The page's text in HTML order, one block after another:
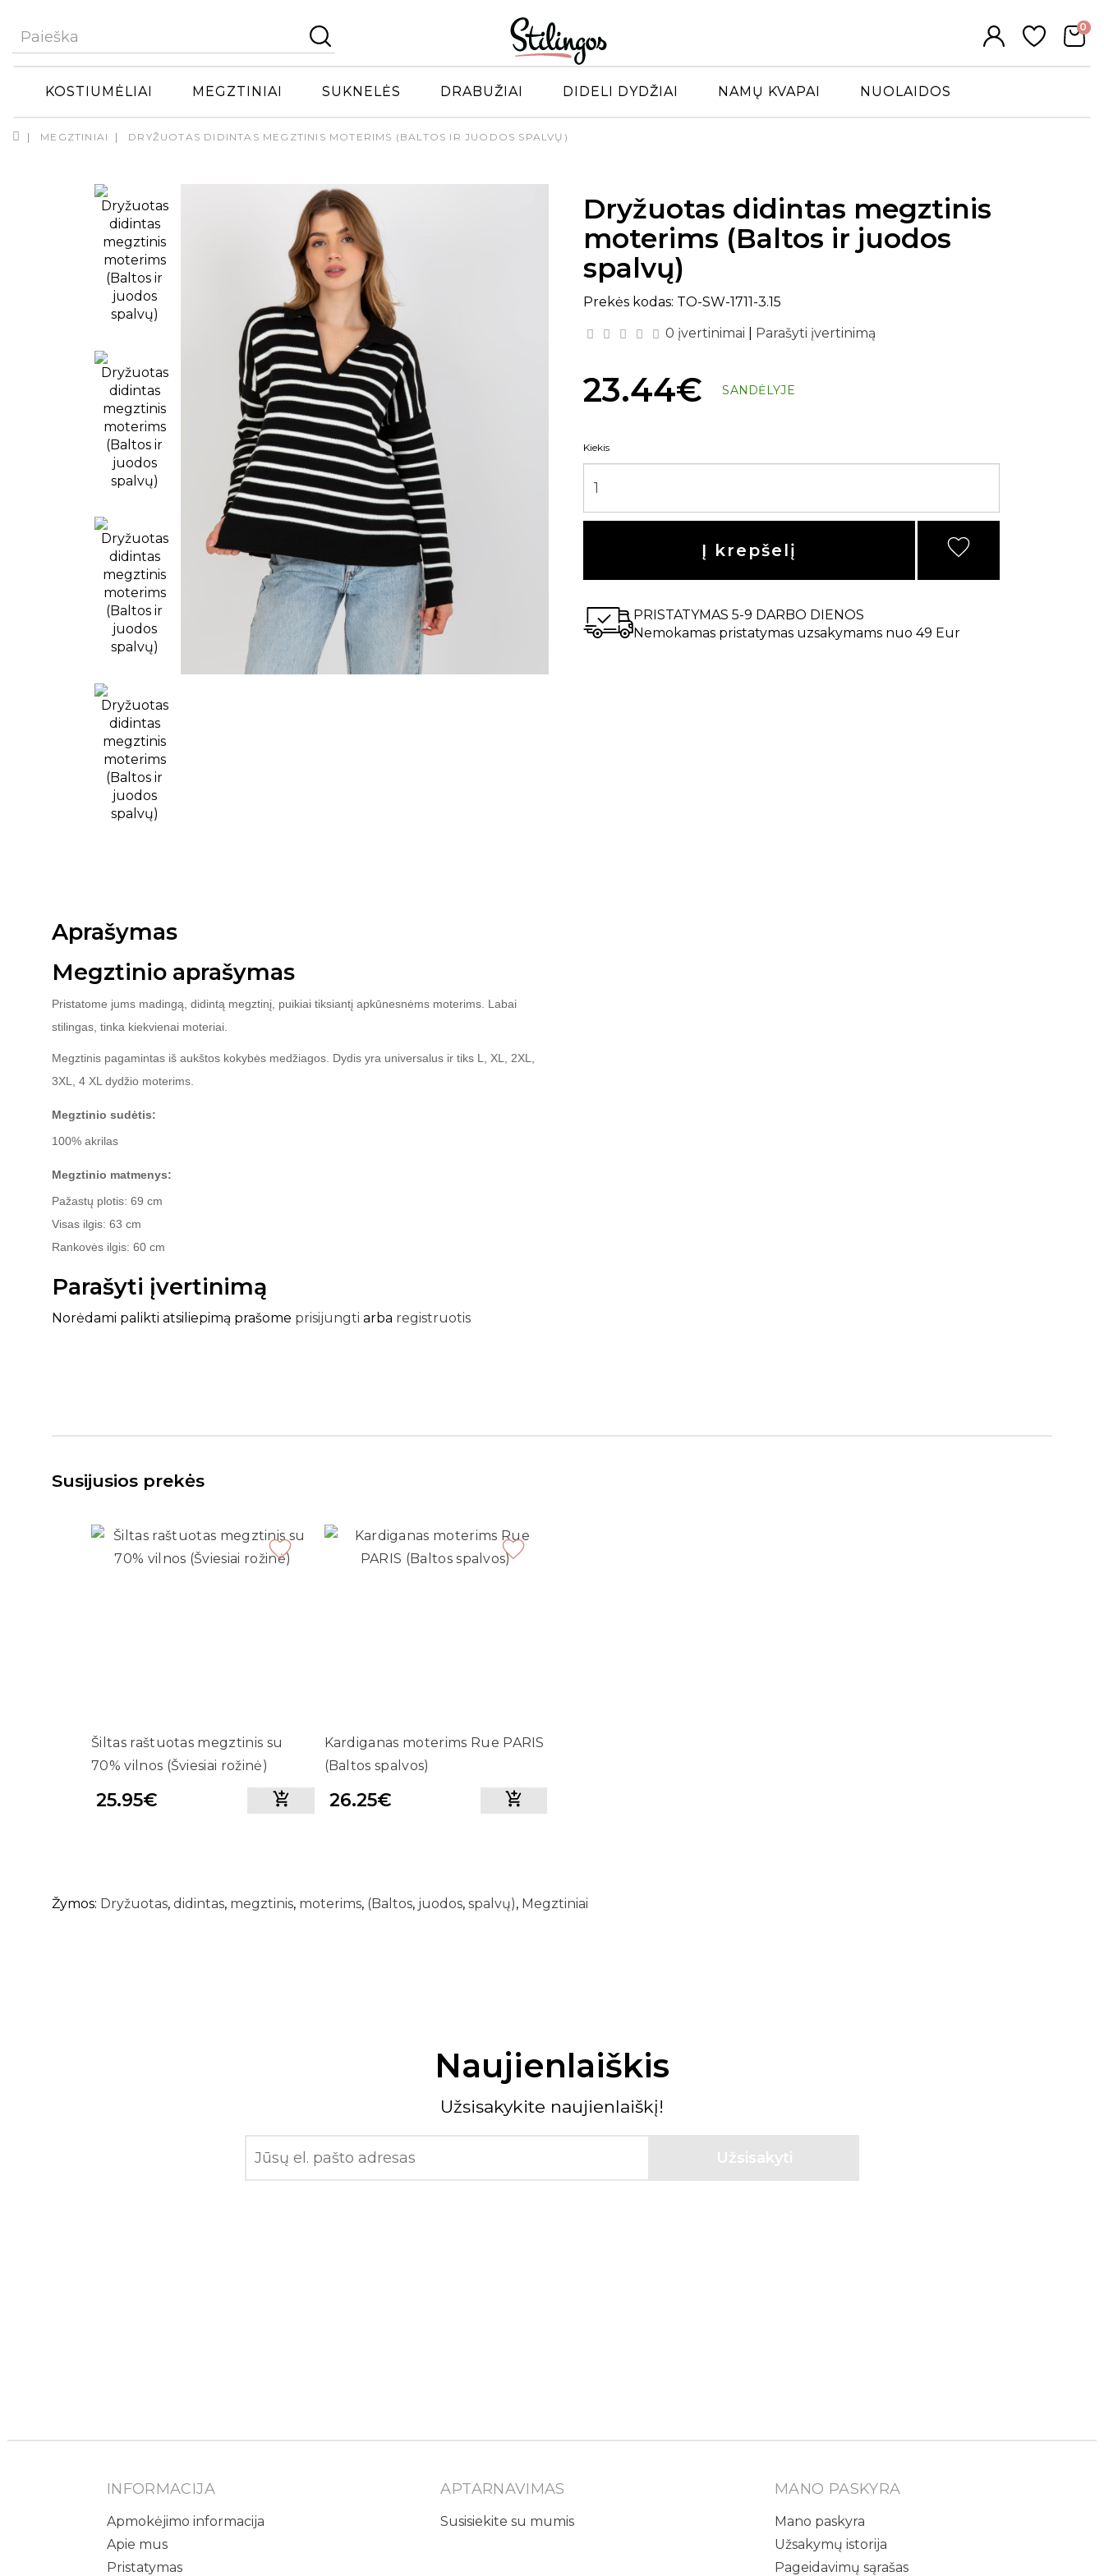
0
KOSTIUMĖLIAI MEGZTINIAI SUKNELĖS DRABUŽIAI DIDELI DYDŽIAI NAMŲ KVAPAI NUOLAIDOS
MEGZTINIAI DRYŽUOTAS DIDINTAS MEGZTINIS MOTERIMS (BALTOS IR JUODOS SPALVŲ)
Dryžuotas didintas megztinis
moterims (Baltos ir juodos
spalvų)
Prekės kodas: TO-SW-1711-3.15
0 įvertinimai
Parašyti įvertinimą
23.44€ SANDĖLYJE
Kiekis
Į krepšelį
PRISTATYMAS 5-9 DARBO DIENOS
Nemokamas pristatymas uzsakymams nuo 49 Eur
Aprašymas
Megztinio aprašymas
Pristatome jums madingą, didintą megztinį, puikiai tiksiantį apkūnesnėms moterims. Labai
stilingas, tinka kiekvienai moteriai.
Megztinis pagamintas iš aukštos kokybės medžiagos. Dydis yra universalus ir tiks L, XL, 2XL,
3XL, 4 XL dydžio moterims.
Megztinio sudėtis:
100% akrilas
Megztinio matmenys:
Pažastų plotis: 69 cm
Visas ilgis: 63 cm
Rankovės ilgis: 60 cm
Parašyti įvertinimą
Norėdami palikti atsiliepimą prašome prisijungti arba registruotis
Susijusios prekės
Šiltas raštuotas megztinis su
70% vilnos (Šviesiai rožinė)
25.95€
Kardiganas moterims Rue PARIS
(Baltos spalvos)
26.25€
Žymos: Dryžuotas, didintas, megztinis, moterims, (Baltos, juodos, spalvų), Megztiniai
Naujienlaiškis
Užsisakykite naujienlaiškį!
INFORMACIJA
Apmokėjimo informacija
Apie mus
Pristatymas
APTARNAVIMAS
Susisiekite su mumis
MANO PASKYRA
Mano paskyra
Užsakymų istorija
Pageidavimų sąrašas